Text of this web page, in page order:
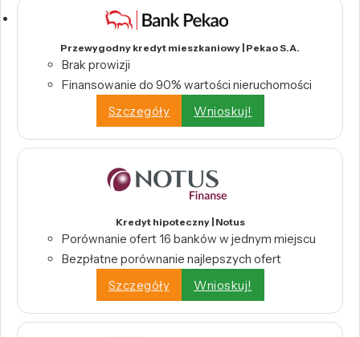
Przewygodny kredyt mieszkaniowy | Pekao S.A.
Brak prowizji
Finansowanie do 90% wartości nieruchomości
Szczegóły
Wnioskuj!
Kredyt hipoteczny | Notus
Porównanie ofert 16 banków w jednym miejscu
Bezpłatne porównanie najlepszych ofert
Szczegóły
Wnioskuj!